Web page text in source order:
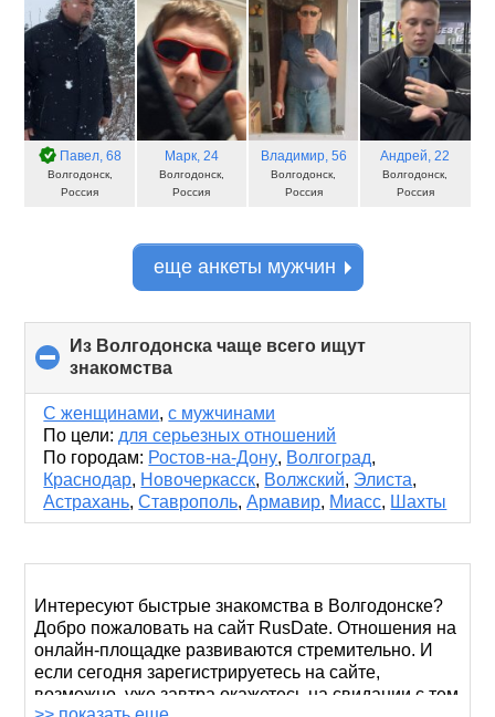
Павел, 68
Волгодонск,
Россия
Марк, 24
Волгодонск,
Россия
Владимир, 56
Волгодонск,
Россия
Андрей, 22
Волгодонск,
Россия
еще анкеты мужчин
Из Волгодонска чаще всего ищут
знакомства
to
collapse
contents
С женщинами,с мужчинами
По цели: для серьезных отношений
По городам: Ростов-на-Дону, Волгоград,
Краснодар, Новочеркасск, Волжский, Элиста,
Астрахань,Ставрополь,Армавир, Миасс, Шахты
Интересуют быстрые знакомства в Волгодонске?
Добро пожаловать на сайт RusDate. Отношения на
онлайн-площадке развиваются стремительно. И
если сегодня зарегистрируетесь на сайте,
возможно, уже завтра окажетесь на свидании с тем